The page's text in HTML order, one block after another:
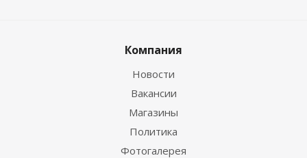
Компания
Новости
Вакансии
Магазины
Политика
Фотогалерея